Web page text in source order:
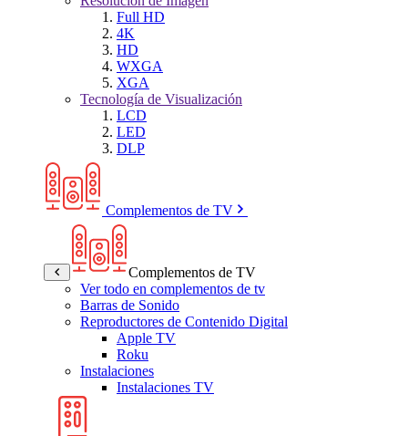
Full HD
4K
HD
WXGA
XGA
Tecnología de Visualización
LCD
LED
DLP
Complementos de TV
Complementos de TV
Ver todo en complementos de tv
Barras de Sonido
Reproductores de Contenido Digital
Apple TV
Roku
Instalaciones
Instalaciones TV